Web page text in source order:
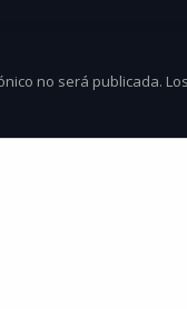
no será publicada.